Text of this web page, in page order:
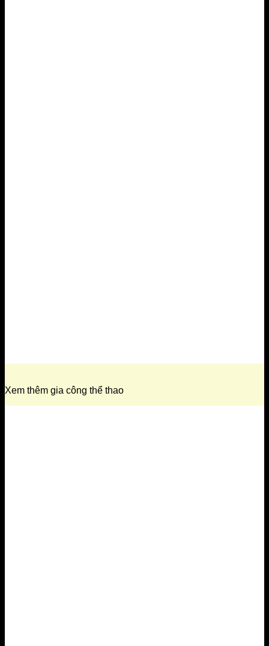
Xem thêm gia công thể thao